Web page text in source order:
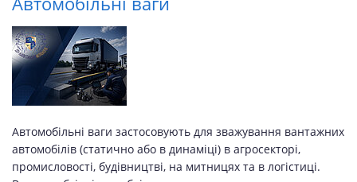
Автомобільні ваги застосовують для зважування вантажних
автомобілів (статично або в динаміці) в агросекторі,
промисловості, будівництві, на митницях та в логістиці.